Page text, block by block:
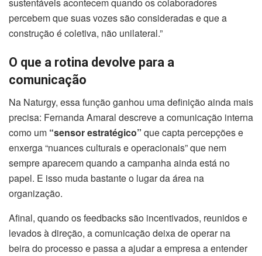
percebem que suas vozes são consideradas e que a
construção é coletiva, não unilateral.”
O que a rotina devolve para a
comunicação
Na Naturgy, essa função ganhou uma definição ainda mais
precisa: Fernanda Amaral descreve a comunicação interna
como um “sensor estratégico” que capta percepções e
enxerga “nuances culturais e operacionais” que nem
sempre aparecem quando a campanha ainda está no
papel. E isso muda bastante o lugar da área na
organização.
Afinal, quando os feedbacks são incentivados, reunidos e
levados à direção, a comunicação deixa de operar na
beira do processo e passa a ajudar a empresa a entender